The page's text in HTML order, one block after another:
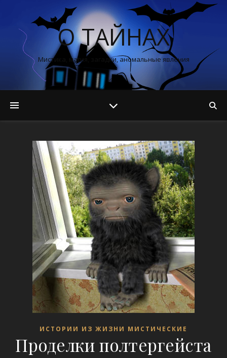
О ТАЙНАХ
Мистика, магия, загадки, аномальные явления
ИСТОРИИ ИЗ ЖИЗНИ МИСТИЧЕСКИЕ
Проделки полтергейста